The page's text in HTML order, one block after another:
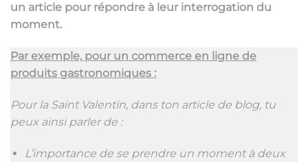
un article pour répondre à leur interrogation du
moment.
Par exemple, pour un commerce en ligne de
produits gastronomiques :
Pour la Saint Valentin, dans ton article de blog, tu
peux ainsi parler de :
L’importance de se prendre un moment à deux